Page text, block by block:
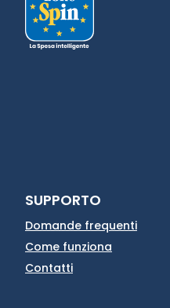
SUPPORTO
Domande frequenti
Come funziona
Contatti